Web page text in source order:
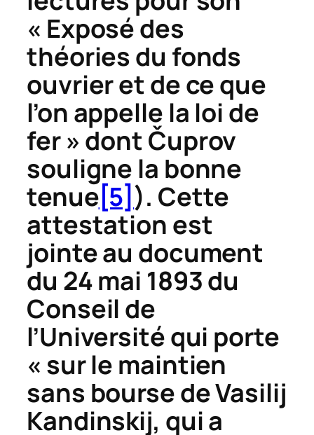
« Exposé des
théories du fonds
ouvrier et de ce que
l’on appelle la loi de
fer » dont Čuprov
souligne la bonne
tenue[5]). Cette
attestation est
jointe au document
du 24 mai 1893 du
Conseil de
l’Université qui porte
« sur le maintien
sans bourse de Vasilij
Kandinskij, qui a